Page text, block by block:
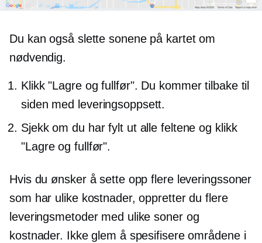
Du kan også slette sonene på kartet om
nødvendig.
Klikk "Lagre og fullfør". Du kommer tilbake til
siden med leveringsoppsett.
Sjekk om du har fylt ut alle feltene og klikk
"Lagre og fullfør".
Hvis du ønsker å sette opp flere leveringssoner
som har ulike kostnader, oppretter du flere
leveringsmetoder med ulike soner og
kostnader. Ikke glem å spesifisere områdene i